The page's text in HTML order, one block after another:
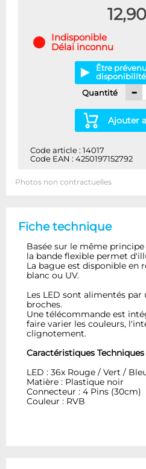
Indisponible
Délai inconnu
Être
disponibilité
Quantité
-
Ajouter
Code article : 14017
Code EAN : 4250197152792
Photos non contractuelles
Fiche technique
Basée sur le même
la bande flexible permet
La bague est disponible en
blanc ou UV.
Les LED sont alimentés
broches.
Une télécommande est
faire varier les couleurs,
clignotement.
Caractéristiques Techniques
LED : 36x Rouge / Vert /
Matière : Plastique noir
Connecteur : 4 Pins (30cm)
Couleur : RVB